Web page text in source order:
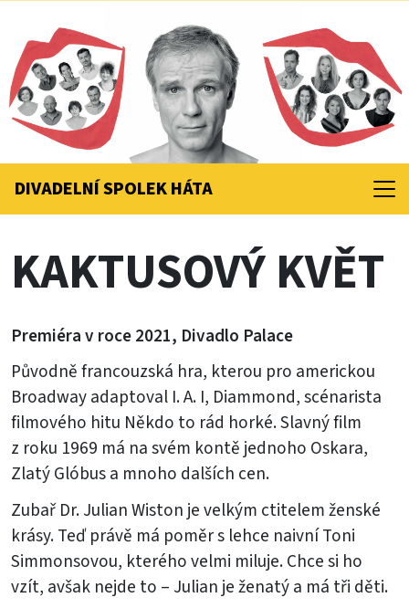
DIVADELNÍ SPOLEKHÁTA
KAKTUSOVÝ KVĚT
Premiéra v roce 2021, Divadlo Palace
Původně francouzská hra, kterou pro americkou
Broadway adaptoval I. A. I, Diammond, scénarista
filmového hitu Někdo to rád horké. Slavný film
z roku 1969 má na svém kontě jednoho Oskara,
Zlatý Glóbus a mnoho dalších cen.
Zubař Dr. Julian Wiston je velkým ctitelem ženské
krásy. Teď právě má poměr s lehce naivní Toni
Simmonsovou, kterého velmi miluje. Chce si ho
vzít, avšak nejde to – Julian je ženatý a má tři děti.